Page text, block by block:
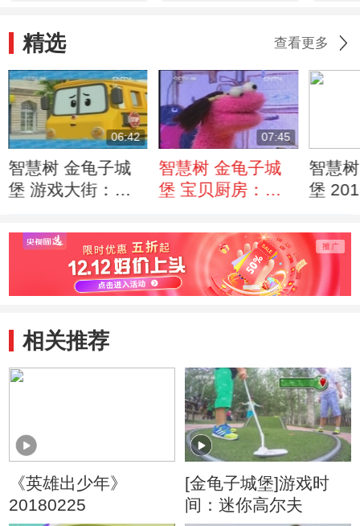
精选 查看更多
06:42
智慧树 金龟子城
堡 游戏大街：校
07:45
智慧树 金龟子城
堡 宝贝厨房：大
20131109
智慧
堡
相关推荐
《英雄出少年》
20180225
[金龟子城堡]游戏时
间：迷你高尔夫